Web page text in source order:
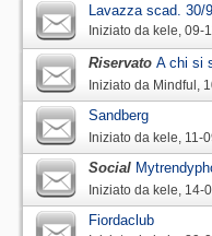
Lavazza scad. 30/9
Iniziato da kele‎, 09-
Riservato A chi si
Iniziato da Mindful‎,
Sandberg
Iniziato da kele‎, 11-
Social
Iniziato da kele‎, 14-
Fiordaclub